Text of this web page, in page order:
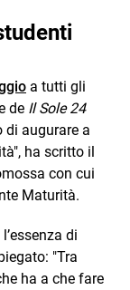
a tutti gli
de Il Sole 24
di augurare a
ha scritto il
con cui
Maturità.
di
"Tra
ha a che fare